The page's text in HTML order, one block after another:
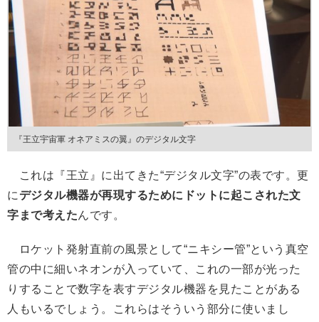
『王立宇宙軍 オネアミスの翼』のデジタル文字
これは『王立』に出てきた“デジタル文字”の表です。更
に デジタル機器が再現するためにドットに起こされた文
字まで考えたんです。
ロケット発射直前の風景として“ニキシー管”という真空
管の中に細いネオンが入っていて、これの一部が光った
りすることで数字を表すデジタル機器を見たことがある
人もいるでしょう。これらはそういう部分に使いまし